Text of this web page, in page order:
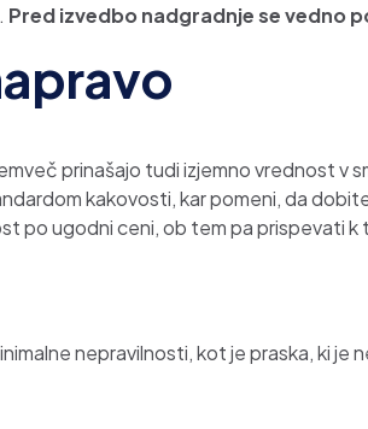
Pred izvedbo nadgradnje se vedno
prinašajo tudi izjemno vrednost v
kakovosti, kar pomeni, da
po ugodni ceni, ob tem pa prispevati
nepravilnosti, kot je praska, ki je